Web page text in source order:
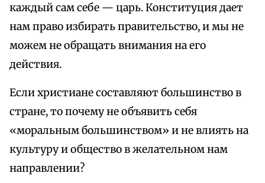
каждый сам себе — царь. Конституция дает
нам право избирать правительство, и мы не
можем не обращать внимания на его
действия.
Если христиане составляют большинство в
стране, то почему не объявить себя
«моральным большинством» и не влиять на
культуру и общество в желательном нам
направлении?